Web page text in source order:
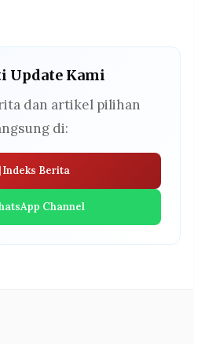
Update Kami
dan artikel pilihan
di:
Indeks Berita
Channel